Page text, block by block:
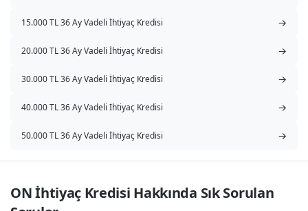
15.000 TL 36 Ay Vadeli İhtiyaç Kredisi →
20.000 TL 36 Ay Vadeli İhtiyaç Kredisi →
30.000 TL 36 Ay Vadeli İhtiyaç Kredisi →
40.000 TL 36 Ay Vadeli İhtiyaç Kredisi →
50.000 TL 36 Ay Vadeli İhtiyaç Kredisi →
ON İhtiyaç Kredisi Hakkında Sık Sorulan